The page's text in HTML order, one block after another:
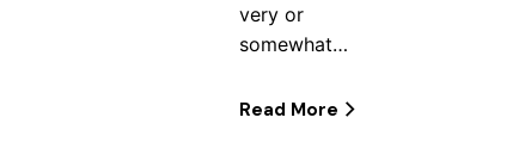
very or
somewhat…
Read More